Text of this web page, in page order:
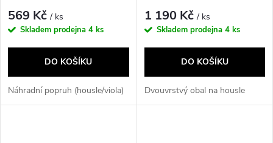
569 Kč/ ks
Skladem prodejna 4 ks
DO KOŠÍKU
Náhradní popruh (housle/viola)
1 190 Kč/ ks
Skladem prodejna 4 ks
DO KOŠÍKU
Dvouvrstvý obal na housle